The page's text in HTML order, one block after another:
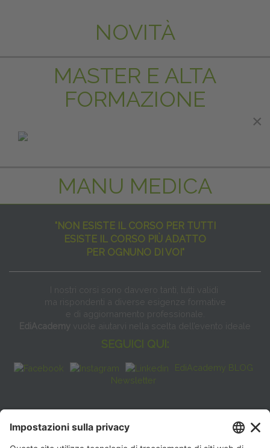
NOVITÀ
MASTER E ALTA
FORMAZIONE
MANU MEDICA
"NON ESISTE IL CORSO PER TUTTI
ESISTE IL CORSO PIÙ ADATTO
PER OGNUNO DI VOI"
I nostri corsi sono davvero tanti, tutti validi
ma rispondenti a diverse esigenze formative
e di aggiornamento professionale.
EdiAcademy vuole aiutarvi nella scelta dell’evento ideale
SEGUICI QUI:
EdiAcademy BLOG
Newsletter
FAQ
×
×